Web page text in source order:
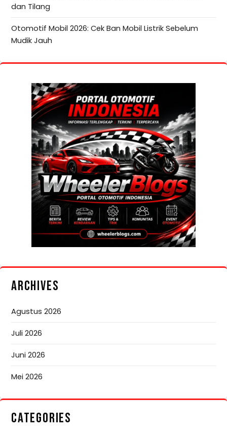
dan Tilang
Otomotif Mobil 2026: Cek Ban Mobil Listrik Sebelum
Mudik Jauh
ARCHIVES
Agustus 2026
Juli 2026
Juni 2026
Mei 2026
CATEGORIES